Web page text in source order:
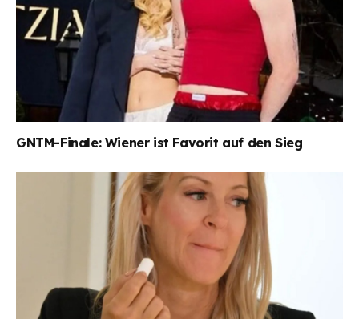
GNTM-Finale: Wiener ist Favorit auf den Sieg